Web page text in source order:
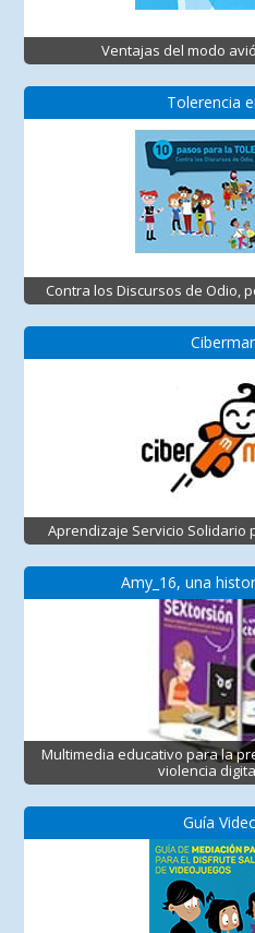
Ventajas del modo
Tolerencia
Contra los Discursos de Odio,
Aprendizaje Servicio Solidario
Amy_16, una
Multimedia educativo para la
violencia
Guía